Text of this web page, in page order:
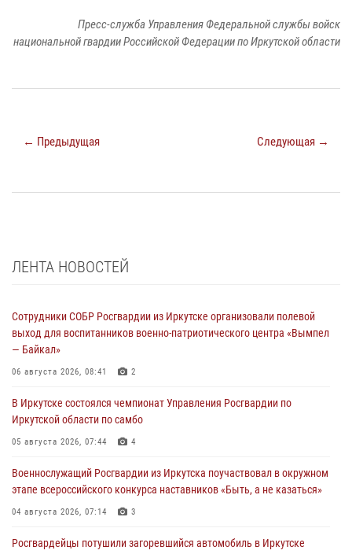
Пресс-служба Управления Федеральной службы войск
национальной гвардии Российской Федерации по Иркутской области
← Предыдущая Следующая →
ЛЕНТА НОВОСТЕЙ
Сотрудники СОБР Росгвардии из Иркутске организовали полевой
выход для воспитанников военно-патриотического центра «Вымпел
— Байкал»
06 августа 2026, 08:41 2
В Иркутске состоялся чемпионат Управления Росгвардии по
Иркутской области по самбо
05 августа 2026, 07:44 4
Военнослужащий Росгвардии из Иркутска поучаствовал в окружном
этапе всероссийского конкурса наставников «Быть, а не казаться»
04 августа 2026, 07:14 3
Росгвардейцы потушили загоревшийся автомобиль в Иркутске